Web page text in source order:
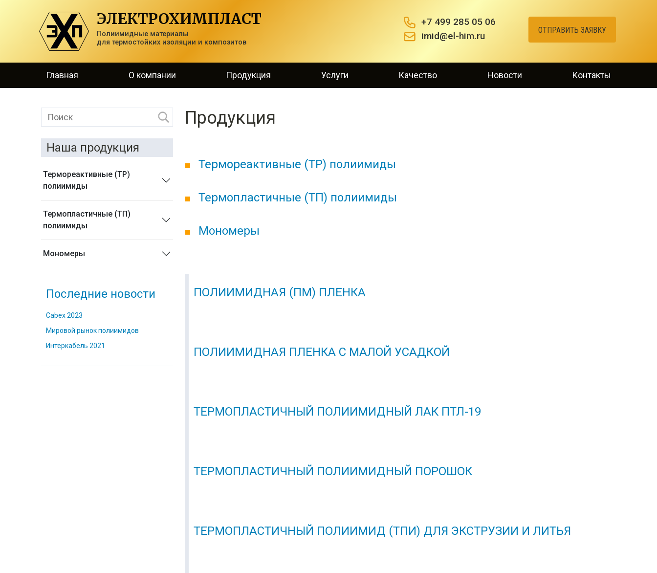
ЭЛЕКТРОХИМПЛАСТ
Полиимидные материалы
для термостойких изоляции и композитов
+7 499 285 05 06
imid@el-him.ru
ОТПРАВИТЬ ЗАЯВКУ
Главная О компании Продукция Услуги Качество Новости Контакты
Наша продукция
Термореактивные (ТР)
полиимиды
Термопластичные (ТП)
полиимиды
Мономеры
Последние новости
Cabex 2023
Мировой рынок полиимидов
Интеркабель 2021
Продукция
Термореактивные (ТР) полиимиды
Термопластичные (ТП) полиимиды
Мономеры
ПОЛИИМИДНАЯ (ПМ) ПЛЕНКА
ПОЛИИМИДНАЯ ПЛЕНКА С МАЛОЙ УСАДКОЙ
ТЕРМОПЛАСТИЧНЫЙ ПОЛИИМИДНЫЙ ЛАК ПТЛ-19
ТЕРМОПЛАСТИЧНЫЙ ПОЛИИМИДНЫЙ ПОРОШОК
ТЕРМОПЛАСТИЧНЫЙ ПОЛИИМИД (ТПИ) ДЛЯ ЭКСТРУЗИИ И ЛИТЬЯ